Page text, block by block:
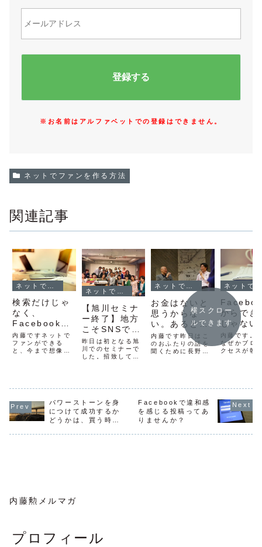
※お名前はアルファベットでの登録はできません。
ネットでファンを作る方法
関連記事
検索だけじゃ
なく、
Facebookな
どSNSで発信
するから遠方
からも来る
内藤ですネットで
ファンができる
と、今まで想像し
客さんとは違う地
てくれたとか、海
外在住の日本の方
がお客さんになる
がないけどお客さ
【旭川セミナ
ー終了】地方
こそSNSでつ
ながりを作っ
て可能性をひ
ろげよう！
昨日は初となる旭
川でのセミナーで
した。招致してく
らでした。「つな
がりの経済」を感
じましたね。会場
の旭川市市民活動
お金はないと
思うからな
い。あると知
るとある
内藤です昨日はこ
のおふたりの話を
聞くために長野
Second Life』
グをされていま
す。職業もプロブ
ロガー！⇒ No
花さんとは、飲み
からでき
じゃない
投稿か
アクセス
ために必
内藤です。
なぜかブロ
クセスが朝
ていました
た青山華子
ブログ⇒
1０番こん
を解決する
横スクロー
ルできます
パワーストーンを身
につけて成功するか
どうかは、買う時点
Facebookで違和感
を感じる投稿ってあ
りませんか？
内藤勲メルマガ
プロフィール